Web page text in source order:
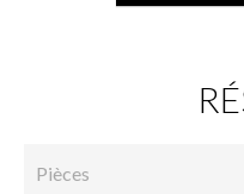
Pièces